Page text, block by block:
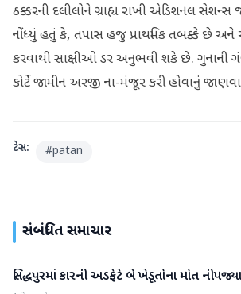
ઠક્કરની દલીલોને ગ્રાહ્ય રાખી એડિશનલ
નોંધ્યું હતું કે, તપાસ હજુ પ્રાથમિક તબક્કે છે
કરવાથી સાક્ષીઓ ડર અનુભવી શકે છે. ગુનાની
કોર્ટે જામીન અરજી ના-મંજૂર કરી હોવાનું
ટેગ્સ: #patan
સંબંધિત સમાચાર
પાટણ
સિદ્ધપુરમાં કારની અડફેટે બે ખેડૂતોના મોત નીપજ્યા